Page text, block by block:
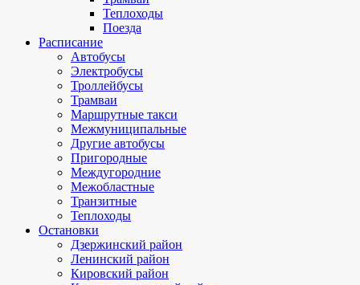
Теплоходы
Поезда
Расписание
Автобусы
Электробусы
Троллейбусы
Трамваи
Маршрутные такси
Межмуниципальные
Другие автобусы
Пригородные
Междугородние
Межобластные
Транзитные
Теплоходы
Остановки
Дзержинский район
Ленинский район
Кировский район